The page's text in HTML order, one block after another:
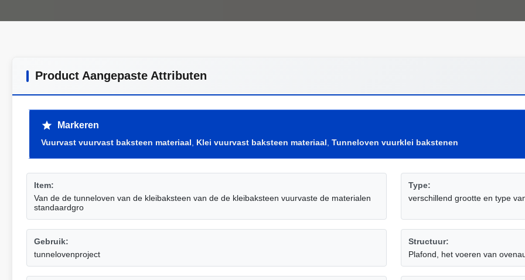
Product Aangepaste Attributen
Markeren
Vuurvast vuurvast baksteen materiaal Klei vuurvast baksteen materiaal Tunneloven vuurklei bakstenen
Item:
Van de de tunneloven van de kleibaksteen van de de kleibaksteen vuurvaste de materialen
standaardgro
Type:
verschillend grootte en type
Gebruik:
tunnelovenproject
Structuur:
Plafond, het voeren van